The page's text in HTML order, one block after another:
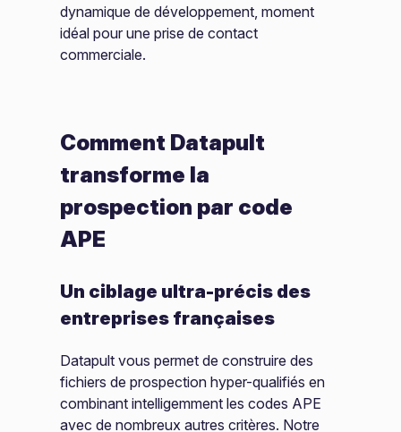
dynamique de développement, moment
idéal pour une prise de contact
commerciale.
Comment Datapult
transforme la
prospection par code
APE
Un ciblage ultra-précis des
entreprises françaises
Datapult vous permet de construire des
fichiers de prospection hyper-qualifiés en
combinant intelligemment les codes APE
avec de nombreux autres critères. Notre